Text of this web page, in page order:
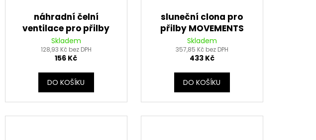
náhradní čelní
ventilace pro přilby
Sharki/Feng, VEMAR/V-
HELMETS (levý)
Skladem
128,93 Kč bez DPH
156 Kč
DO KOŠÍKU
sluneční clona pro
přilby MOVEMENTS
S/STORM/ST301, AIROH
(tmavé kouřové)
Skladem
357,85 Kč bez DPH
433 Kč
DO KOŠÍKU